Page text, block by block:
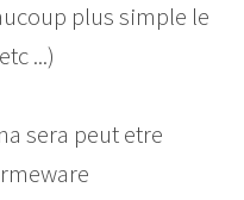
plus simple le
...)
sera peut etre